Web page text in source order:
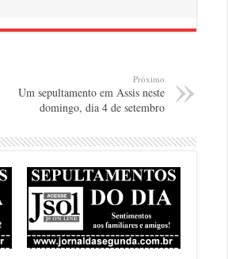
Próximo
Um sepultamento em Assis neste
domingo, dia 4 de setembro